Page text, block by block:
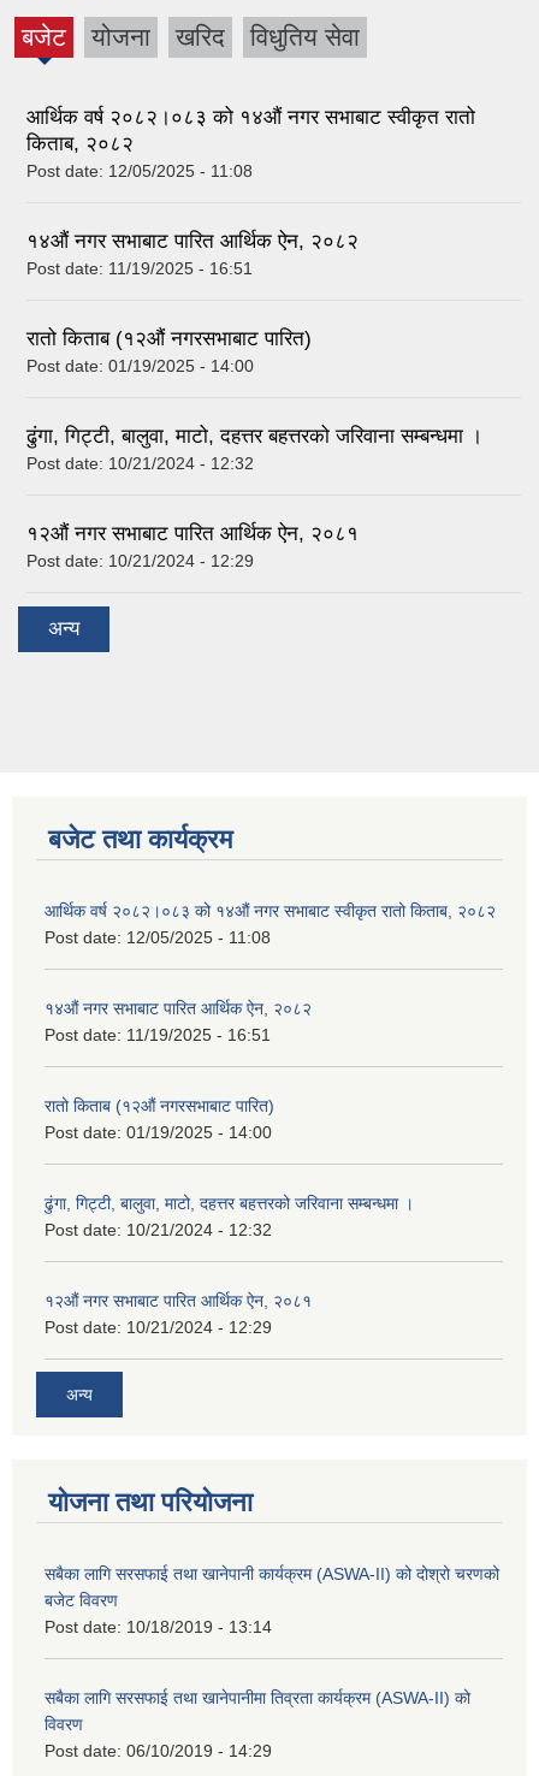
बजेट
(active
योजना खरिद विधुतिय सेवा
आर्थिक वर्ष २०८२।०८३ को १४औं नगर सभाबाट स्वीकृत रातो
किताब, २०८२
Post date: 12/05/2025 - 11:08
१४औं नगर सभाबाट पारित आर्थिक ऐन, २०८२
Post date: 11/19/2025 - 16:51
रातो किताब (१२औं नगरसभाबाट पारित)
Post date: 01/19/2025 - 14:00
ढुंगा, गिट्टी, बालुवा, माटो, दहत्तर बहत्तरको जरिवाना सम्बन्धमा ।
Post date: 10/21/2024 - 12:32
१२औं नगर सभाबाट पारित आर्थिक ऐन, २०८१
Post date: 10/21/2024 - 12:29
अन्य
बजेट तथा कार्यक्रम
आर्थिक वर्ष २०८२।०८३ को १४औं नगर सभाबाट स्वीकृत रातो किताब, २०८२
Post date: 12/05/2025 - 11:08
१४औं नगर सभाबाट पारित आर्थिक ऐन, २०८२
Post date: 11/19/2025 - 16:51
रातो किताब (१२औं नगरसभाबाट पारित)
Post date: 01/19/2025 - 14:00
ढुंगा, गिट्टी, बालुवा, माटो, दहत्तर बहत्तरको जरिवाना सम्बन्धमा ।
Post date: 10/21/2024 - 12:32
१२औं नगर सभाबाट पारित आर्थिक ऐन, २०८१
Post date: 10/21/2024 - 12:29
अन्य
योजना तथा परियोजना
सबैका लागि सरसफाई तथा खानेपानी कार्यक्रम (ASWA-II) को दोश्रो चरणको
बजेट विवरण
Post date: 10/18/2019 - 13:14
सबैका लागि सरसफाई तथा खानेपानीमा तिव्रता कार्यक्रम (ASWA-II) को
विवरण
Post date: 06/10/2019 - 14:29